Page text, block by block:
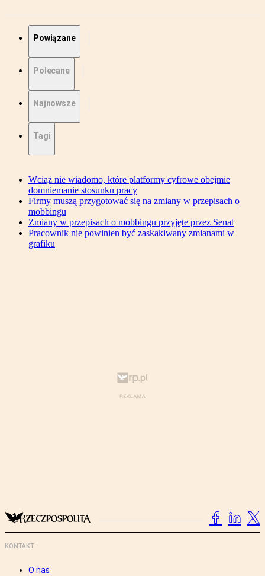
Powiązane
Polecane
Najnowsze
Tagi
Wciąż nie wiadomo, które platformy cyfrowe obejmie
domniemanie stosunku pracy
Firmy muszą przygotować się na zmiany w przepisach o
mobbingu
Zmiany w przepisach o mobbingu przyjęte przez Senat
Pracownik nie powinien być zaskakiwany zmianami w
grafiku
KONTAKT
O nas